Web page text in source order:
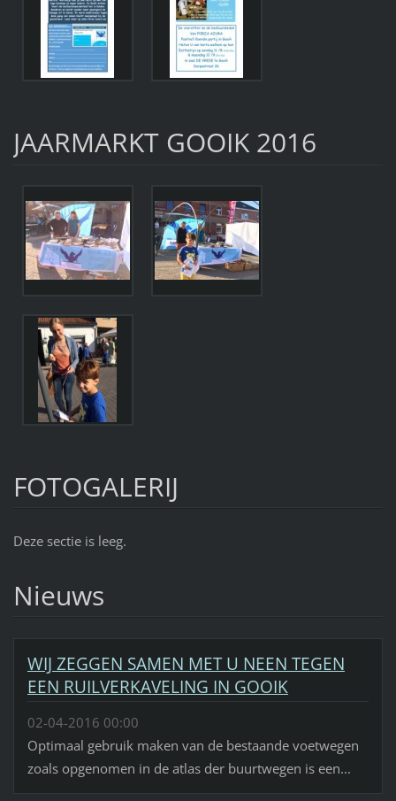
JAARMARKT GOOIK 2016
FOTOGALERIJ
Deze sectie is leeg.
Nieuws
WIJ ZEGGEN SAMEN MET U NEEN TEGEN
EEN RUILVERKAVELING IN GOOIK
02-04-2016 00:00
Optimaal gebruik maken van de bestaande voetwegen
zoals opgenomen in de atlas der buurtwegen is een...